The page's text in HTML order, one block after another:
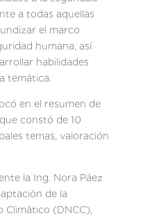
a todas aquellas
el marco
humana, así
habilidades
temática.
en el resumen de
constó de 10
temas, valoración
la Ing. Nora Páez
de la
Climático (DNCC),